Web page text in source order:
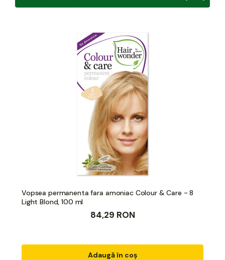
Vopsea permanenta fara amoniac Colour & Care - 8
Light Blond, 100 ml
84,29 RON
Adaugă în coș